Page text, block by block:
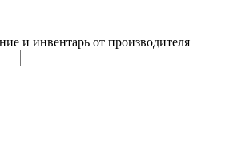
и инвентарь от производителя